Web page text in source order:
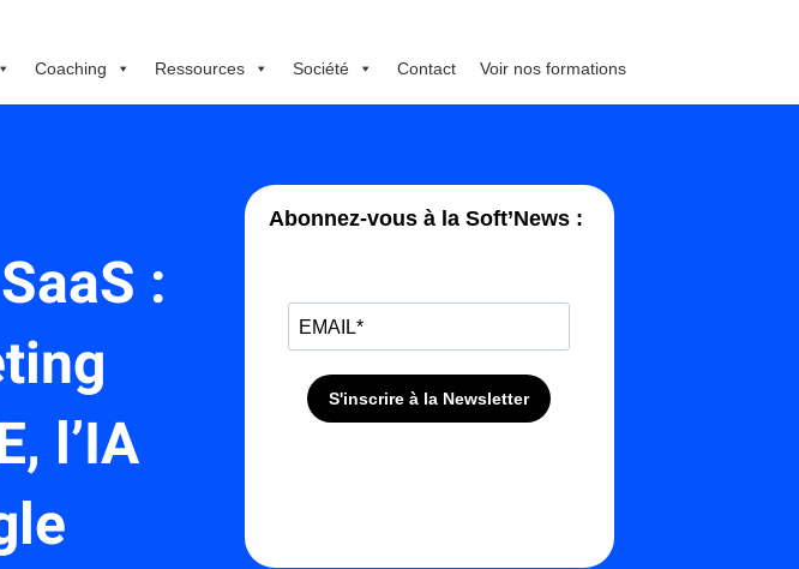
Coaching Ressources Société Contact Voir nos formations
:
l’IA
Abonnez-vous à la Soft’News :